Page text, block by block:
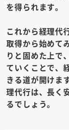
を得られます。
これから経理代
取得から始めて
りと固めた上で
ていくことで、
きる道が開けま
理代行は、長く
るでしょう。